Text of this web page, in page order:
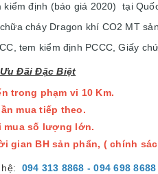
kiểm định (báo giá 2020) tại
cháy Dragon khí CO2 MT
tem kiểm định PCCC, Giấy
Đãi Đặc Biệt
trong phạm vi 10 Km.
mua tiếp theo.
mua số lượng lớn.
gian BH sản phẩn, ( chính
094 313 8868 - 094 698 8688